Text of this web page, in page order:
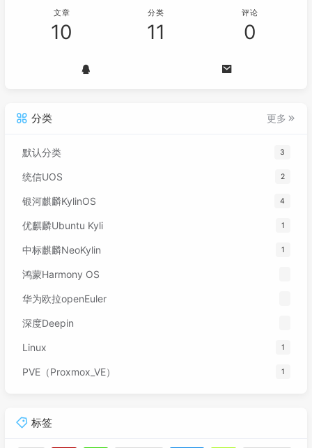
文章
10
分类
11
评论
0
分类 更多
默认分类 3
统信UOS 2
银河麒麟KylinOS 4
优麒麟Ubuntu Kyli 1
中标麒麟NeoKylin 1
鸿蒙Harmony OS
华为欧拉openEuler
深度Deepin
Linux 1
PVE（Proxmox_VE） 1
标签